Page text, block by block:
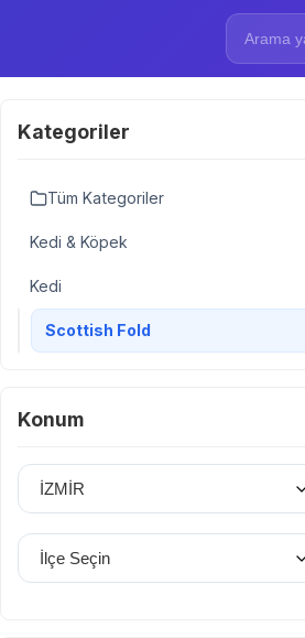
Kategoriler
Tüm Kategoriler
Kedi & Köpek
Kedi
Scottish Fold
Konum
İl Seçin
İlçe Seçin